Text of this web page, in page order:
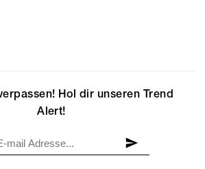
Hol dir unseren Trend
Alert!